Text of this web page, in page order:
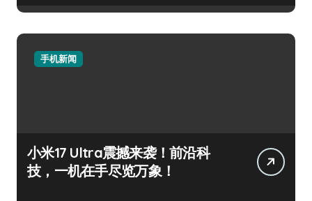
手机新闻
小米17 Ultra震撼来袭！前沿科
技，一机在手尽览万象！